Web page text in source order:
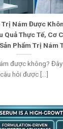
Nám Được
Quả Thực Tế, Cơ
Phẩm Trị Nám
được không?
câu hỏi được [...]